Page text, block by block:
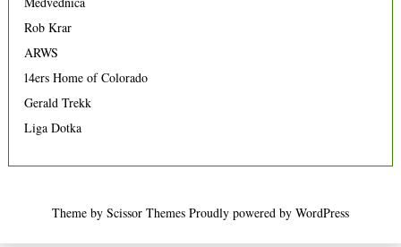
Rob Krar
ARWS
14ers Home of Colorado
Gerald Trekk
Liga Dotka
Theme by Scissor Themes Proudly powered by WordPress